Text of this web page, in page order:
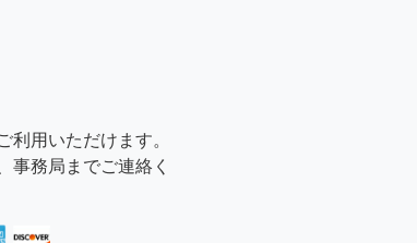
利用いただけます。
事務局までご連絡く